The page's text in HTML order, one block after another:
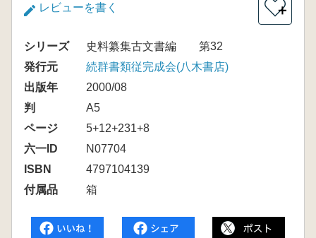
レビューを書く ＋
シリーズ
史料纂集古文書編 第32
発行元
続群書類従完成会(八木書店)
出版年
2000/08
判
A5
ページ
5+12+231+8
六一ID
N07704
ISBN
4797104139
付属品
箱